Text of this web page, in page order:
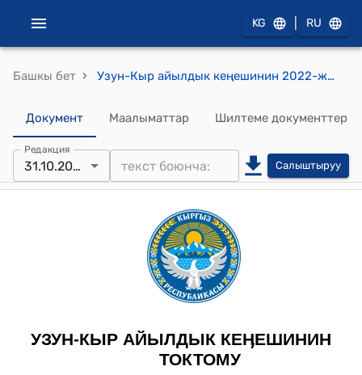
KG RU
Башкы бет › Узун-Кыр айылдык кеңешинин 2022-жылдын 31-октябры № 50/X-28 "Мамлекеттин карамагындагы айыл чарба жерлерин (ГФСУ) ижарага берүү боюнча жер комиссиясынын курамын бекитүү жөнүндө" токтому
Документ Маалыматтар Шилтеме документтер
Редакция
31.10.2022 Салыштыруу